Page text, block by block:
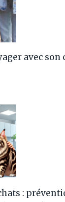
avec son
: